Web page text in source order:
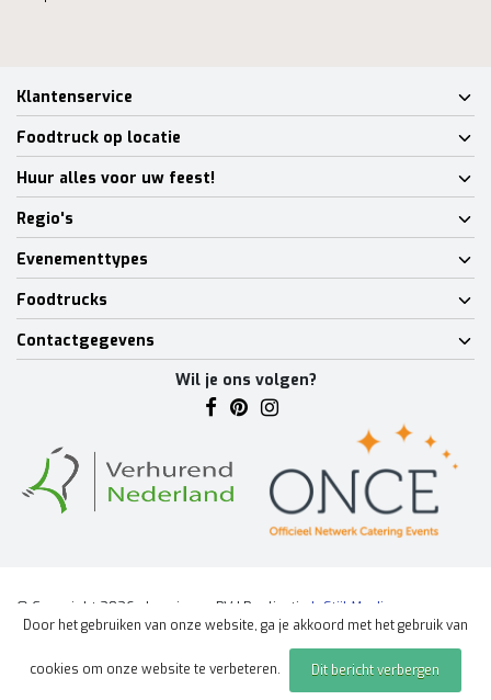
Klantenservice
Foodtruck op locatie
Huur alles voor uw feest!
Regio's
Evenementtypes
Foodtrucks
Contactgegevens
Wil je ons volgen?
© Copyright 2026 - Lumineux BV | Realisatie
InStijl Media
Algemene voorwaarden|Disclaimer|Privacy Policy|Sitemap |
Door het gebruiken van onze website, ga je akkoord met het gebruik van
cookies om onze website te verbeteren. Dit bericht verbergen